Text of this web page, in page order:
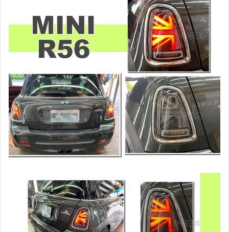
手工改=3D/CCFL/COB光圈魚眼大燈
客製=光圈魚眼導光條日行燈系列
超薄型HID氙氣燈泡.大燈燈泡
通用型DRL日行燈.R8日行燈
原廠型=角燈.晶鑽.黑框.黃角燈
前保桿小燈.晶鑽.黑框小燈
LED側燈.晶鑽.燻黑.黃側燈
黑框尾燈.圓燈型尾燈.LED尾燈
前後保桿側燈.後保桿LED反光片
原廠型霧燈.晶鑽及燻黑霧燈.